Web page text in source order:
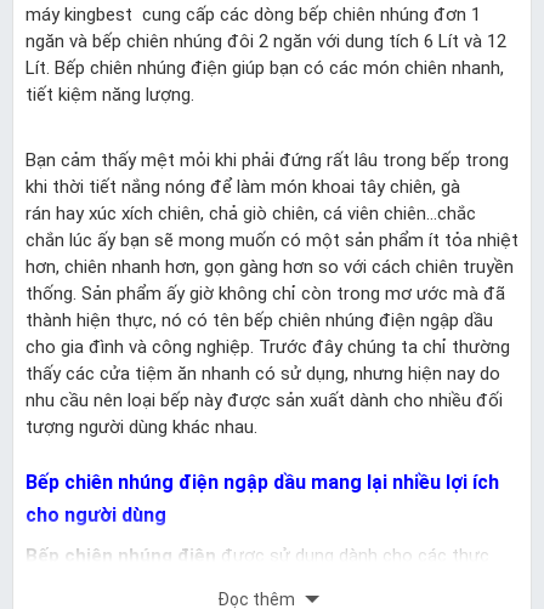
máy kingbest cung cấp các dòng bếp chiên nhúng đơn 1
ngăn và bếp chiên nhúng đôi 2 ngăn với dung tích 6 Lít và 12
Lít. Bếp chiên nhúng điện giúp bạn có các món chiên nhanh,
tiết kiệm năng lượng.
Bạn cảm thấy mệt mỏi khi phải đứng rất lâu trong bếp trong
khi thời tiết nắng nóng để làm món khoai tây chiên, gà
rán hay xúc xích chiên, chả giò chiên, cá viên chiên…chắc
chắn lúc ấy bạn sẽ mong muốn có một sản phẩm ít tỏa nhiệt
hơn, chiên nhanh hơn, gọn gàng hơn so với cách chiên truyền
thống. Sản phẩm ấy giờ không chỉ còn trong mơ ước mà đã
thành hiện thực, nó có tên bếp chiên nhúng điện ngập dầu
cho gia đình và công nghiệp. Trước đây chúng ta chỉ thường
thấy các cửa tiệm ăn nhanh có sử dụng, nhưng hiện nay do
nhu cầu nên loại bếp này được sản xuất dành cho nhiều đối
tượng người dùng khác nhau.
Bếp chiên nhúng điện ngập dầu mang lại nhiều lợi ích
cho người dùng
Bếp chiên nhúng điện được sử dụng dành cho các thực
Đọc thêm